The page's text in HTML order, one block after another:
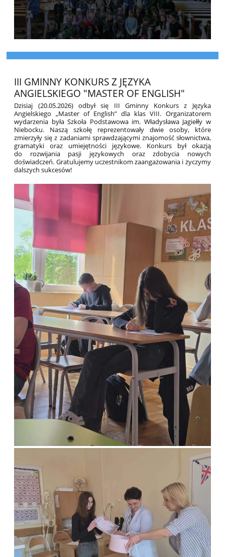
III GMINNY KONKURS Z JĘZYKA
ANGIELSKIEGO "MASTER OF ENGLISH"
Dzisiaj (20.05.2026) odbył się III Gminny Konkurs z Języka
Angielskiego „Master of English” dla klas VIII. Organizatorem
wydarzenia była Szkoła Podstawowa im. Władysława Jagiełły w
Niebocku. Naszą szkołę reprezentowały dwie osoby, które
zmierzyły się z zadaniami sprawdzającymi znajomość słownictwa,
gramatyki oraz umiejętności językowe. Konkurs był okazją
do rozwijania pasji językowych oraz zdobycia nowych
doświadczeń. Gratulujemy uczestnikom zaangażowania i życzymy
dalszych sukcesów!